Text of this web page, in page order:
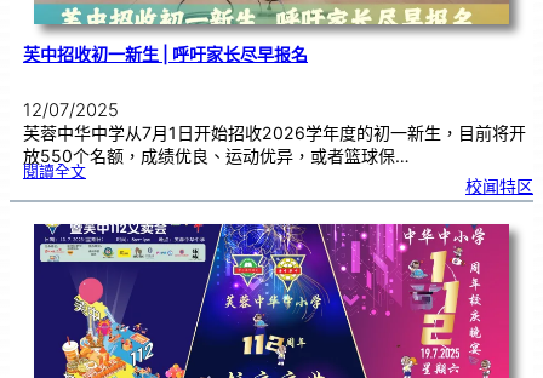
芙中招收初一新生 | 呼吁家长尽早报名
12/07/2025
芙蓉中华中学从7月1日开始招收2026学年度的初一新生，目前将开
放550个名额，成绩优良、运动优异，或者篮球保…
閱讀全文:芙
收
一
新
生
|呼
吁
长
尽
早
报
名
校闻特区